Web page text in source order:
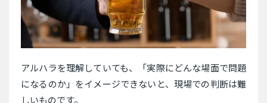
アルハラを理解していても、「実際にどんな場面で問題
になるのか」をイメージできないと、現場での判断は難
しいものです。